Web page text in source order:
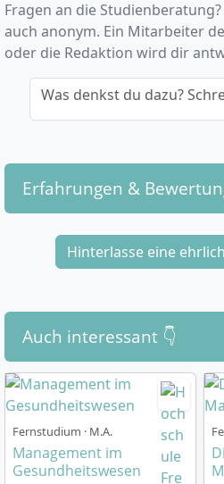
Fragen an die
auch anonym. Ein Mitarbeiter
oder die Redaktion wird dir
Was denkst du dazu?
Erfahrungen &
Hinterlasse eine
Auch interessant 👇
Fernstudium · M.A.
Management im
Gesundheitswesen